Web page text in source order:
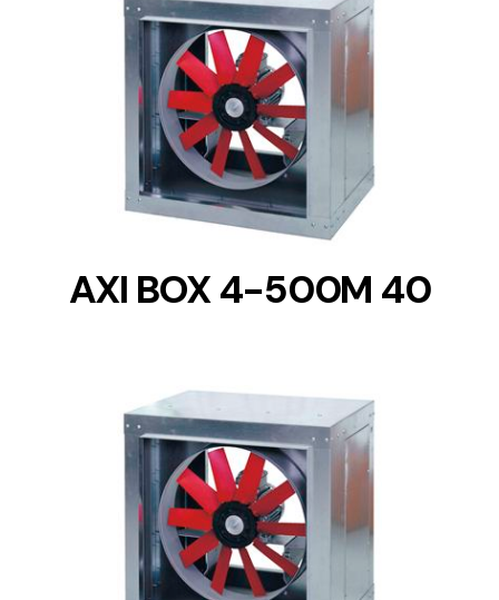
DETAILS
AXI BOX 4-500M 40
DETAILS